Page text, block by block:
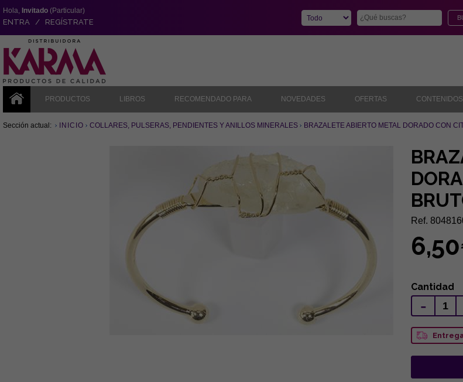
Hola, Invitado (Particular)
ENTRA / REGÍSTRATE
PRODUCTOS LIBROS RECOMENDADO PARA NOVEDADES OFERTAS CONTENIDOS
Sección actual: INICIO COLLARES, PULSERAS, PENDIENTES Y ANILLOS MINERALES BRAZALETE ABIERTO METAL DORADO CON
Ref.
Cantidad
-